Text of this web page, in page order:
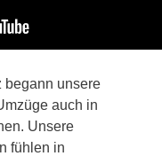
begann unsere
auch in
Unsere
fühlen in